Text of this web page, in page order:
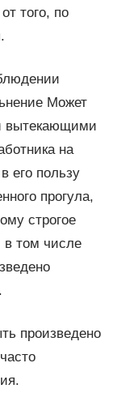
того, по
Может
вытекающими
на
его пользу
прогула,
строгое
в том числе
произведено